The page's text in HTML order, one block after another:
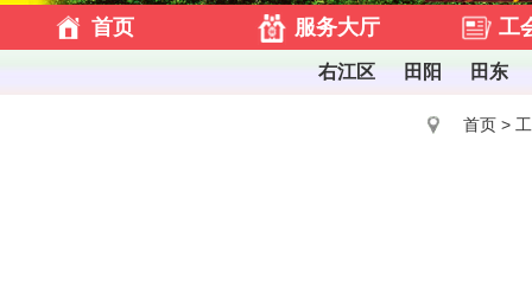
首页 服务大厅 工
右江区 田阳 田东
首页 >